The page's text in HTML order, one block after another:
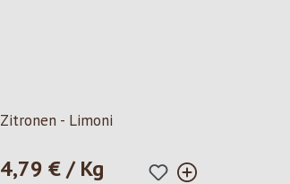
Zitronen - Limoni
Regulärer Preis:
4,79 € / Kg